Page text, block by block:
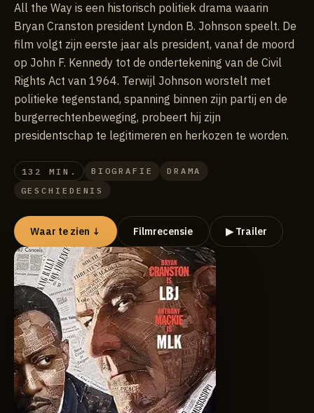
All the Way is een historisch politiek drama waarin
Bryan Cranston president Lyndon B. Johnson speelt. De
film volgt zijn eerste jaar als president, vanaf de moord
op John F. Kennedy tot de ondertekening van de Civil
Rights Act van 1964. Terwijl Johnson worstelt met
politieke tegenstand, spanning binnen zijn partij en de
burgerrechtenbeweging, probeert hij zijn
presidentschap te legitimeren en herkozen te worden.
132 MIN. BIOGRAFIE
DRAMA
GESCHIEDENIS
Waar te zien ↓ Filmrecensie ▶ Trailer